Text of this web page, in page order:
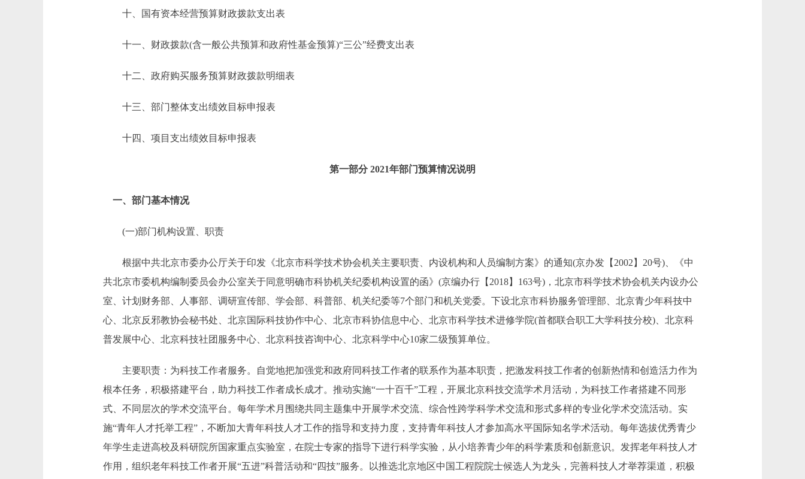
十、国有资本经营预算财政拨款支出表
十一、财政拨款(含一般公共预算和政府性基金预算)“三公”经费支出表
十二、政府购买服务预算财政拨款明细表
十三、部门整体支出绩效目标申报表
十四、项目支出绩效目标申报表
第一部分 2021年部门预算情况说明
一、部门基本情况
(一)部门机构设置、职责
根据中共北京市委办公厅关于印发《北京市科学技术协会机关主要职责、内设机构和人员编制方案》的通知(京办发【2002】20号)、《中
共北京市委机构编制委员会办公室关于同意明确市科协机关纪委机构设置的函》(京编办行【2018】163号)，北京市科学技术协会机关内设办公
室、计划财务部、人事部、调研宣传部、学会部、科普部、机关纪委等7个部门和机关党委。下设北京市科协服务管理部、北京青少年科技中
心、北京反邪教协会秘书处、北京国际科技协作中心、北京市科协信息中心、北京市科学技术进修学院(首都联合职工大学科技分校)、北京科
普发展中心、北京科技社团服务中心、北京科技咨询中心、北京科学中心10家二级预算单位。
主要职责：为科技工作者服务。自觉地把加强党和政府同科技工作者的联系作为基本职责，把激发科技工作者的创新热情和创造活力作为
根本任务，积极搭建平台，助力科技工作者成长成才。推动实施“一十百千”工程，开展北京科技交流学术月活动，为科技工作者搭建不同形
式、不同层次的学术交流平台。每年学术月围绕共同主题集中开展学术交流、综合性跨学科学术交流和形式多样的专业化学术交流活动。实
施“青年人才托举工程”，不断加大青年科技人才工作的指导和支持力度，支持青年科技人才参加高水平国际知名学术活动。每年选拔优秀青少
年学生走进高校及科研院所国家重点实验室，在院士专家的指导下进行科学实验，从小培养青少年的科学素质和创新意识。发挥老年科技人才
作用，组织老年科技工作者开展“五进”科普活动和“四技”服务。以推选北京地区中国工程院院士候选人为龙头，完善科技人才举荐渠道，积极